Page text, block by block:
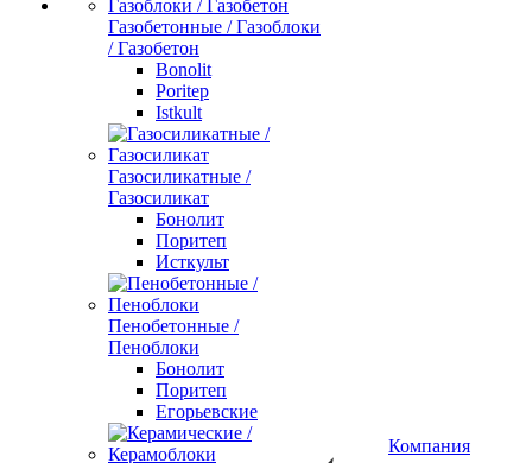
Газобетонные / Газоблоки
/ Газобетон
Bonolit
Poritep
Istkult
Газосиликатные /
Газосиликат
Бонолит
Поритеп
Исткульт
Пенобетонные /
Пеноблоки
Бонолит
Поритеп
Егорьевские
Компания